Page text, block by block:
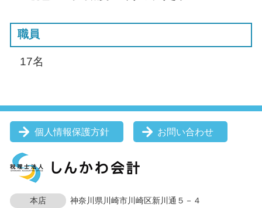
職員
17名
個人情報保護方針 お問い合わせ
本店 神奈川県川崎市川崎区新川通５－４